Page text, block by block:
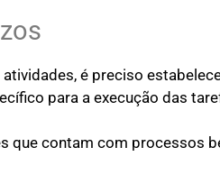
é preciso
para a execução das
que contam com processos